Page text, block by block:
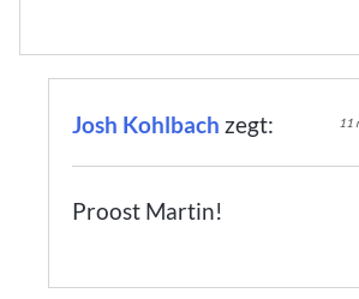
Josh Kohlbach zegt: 11
Proost Martin!